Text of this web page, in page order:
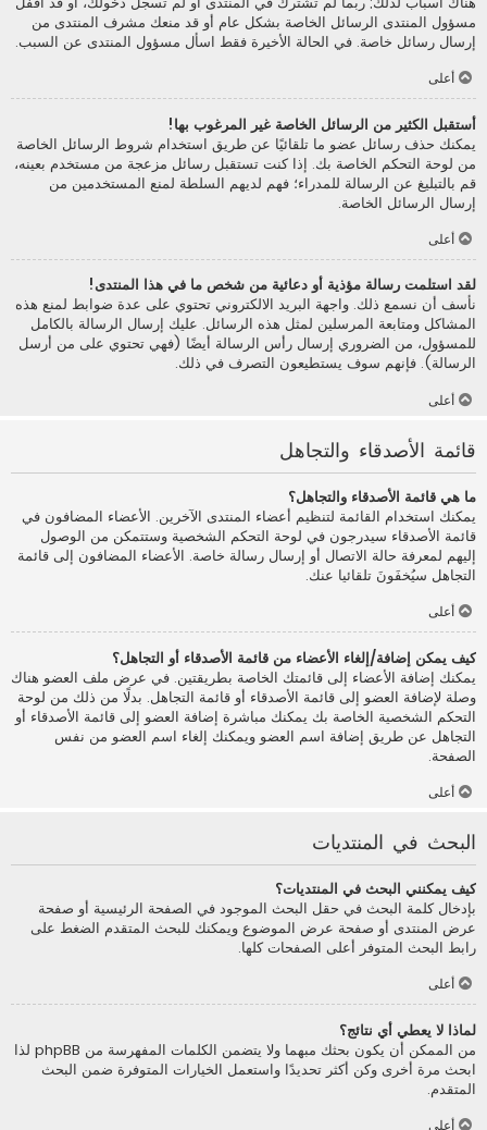
مسؤول المنتدى الرسائل الخاصة بشكل عام أو قد منعك مشرف المنتدى من
إرسال رسائل خاصة. في الحالة الأخيرة فقط اسأل مسؤول المنتدى عن السبب.
أعلى
أستقبل الكثير من الرسائل الخاصة غير المرغوب بها!
يمكنك حذف رسائل عضو ما تلقائيًا عن طريق استخدام شروط الرسائل الخاصة
من لوحة التحكم الخاصة بك. إذا كنت تستقبل رسائل مزعجة من مستخدم بعينه،
قم بالتبليغ عن الرسالة للمدراء؛ فهم لديهم السلطة لمنع المستخدمين من
إرسال الرسائل الخاصة.
أعلى
لقد استلمت رسالة مؤذية أو دعائية من شخص ما في هذا المنتدى!
نأسف أن نسمع ذلك. واجهة البريد الالكتروني تحتوي على عدة ضوابط لمنع هذه
المشاكل ومتابعة المرسلين لمثل هذه الرسائل. عليك إرسال الرسالة بالكامل
للمسؤول، من الضروري إرسال رأس الرسالة أيضًا (فهي تحتوي على من أرسل
الرسالة). فإنهم سوف يستطيعون التصرف في ذلك.
أعلى
قائمة الأصدقاء والتجاهل
ما هي قائمة الأصدقاء والتجاهل؟
يمكنك استخدام القائمة لتنظيم أعضاء المنتدى الآخرين. الأعضاء المضافون في
قائمة الأصدقاء سيدرجون في لوحة التحكم الشخصية وستتمكن من الوصول
إليهم لمعرفة حالة الاتصال أو إرسال رسالة خاصة. الأعضاء المضافون إلى قائمة
التجاهل سيُخفَونَ تلقائيا عنك.
أعلى
كيف يمكن إضافة/إلغاء الأعضاء من قائمة الأصدقاء أو التجاهل؟
يمكنك إضافة الأعضاء إلى قائمتك الخاصة بطريقتين. في عرض ملف العضو هناك
وصلة لإضافة العضو إلى قائمة الأصدقاء أو قائمة التجاهل. بدلًا من ذلك من لوحة
التحكم الشخصية الخاصة بك يمكنك مباشرة إضافة العضو إلى قائمة الأصدقاء أو
التجاهل عن طريق إضافة اسم العضو ويمكنك إلغاء اسم العضو من نفس
الصفحة.
أعلى
البحث في المنتديات
كيف يمكنني البحث في المنتديات؟
بإدخال كلمة البحث في حقل البحث الموجود في الصفحة الرئيسية أو صفحة
عرض المنتدى أو صفحة عرض الموضوع ويمكنك للبحث المتقدم الضغط على
رابط البحث المتوفر أعلى الصفحات كلها.
أعلى
لماذا لا يعطي أي نتائج؟
من الممكن أن يكون بحثك مبهما ولا يتضمن الكلمات المفهرسة من phpBB لذا
ابحث مرة أخرى وكن أكثر تحديدًا واستعمل الخيارات المتوفرة ضمن البحث
المتقدم.
أعلى